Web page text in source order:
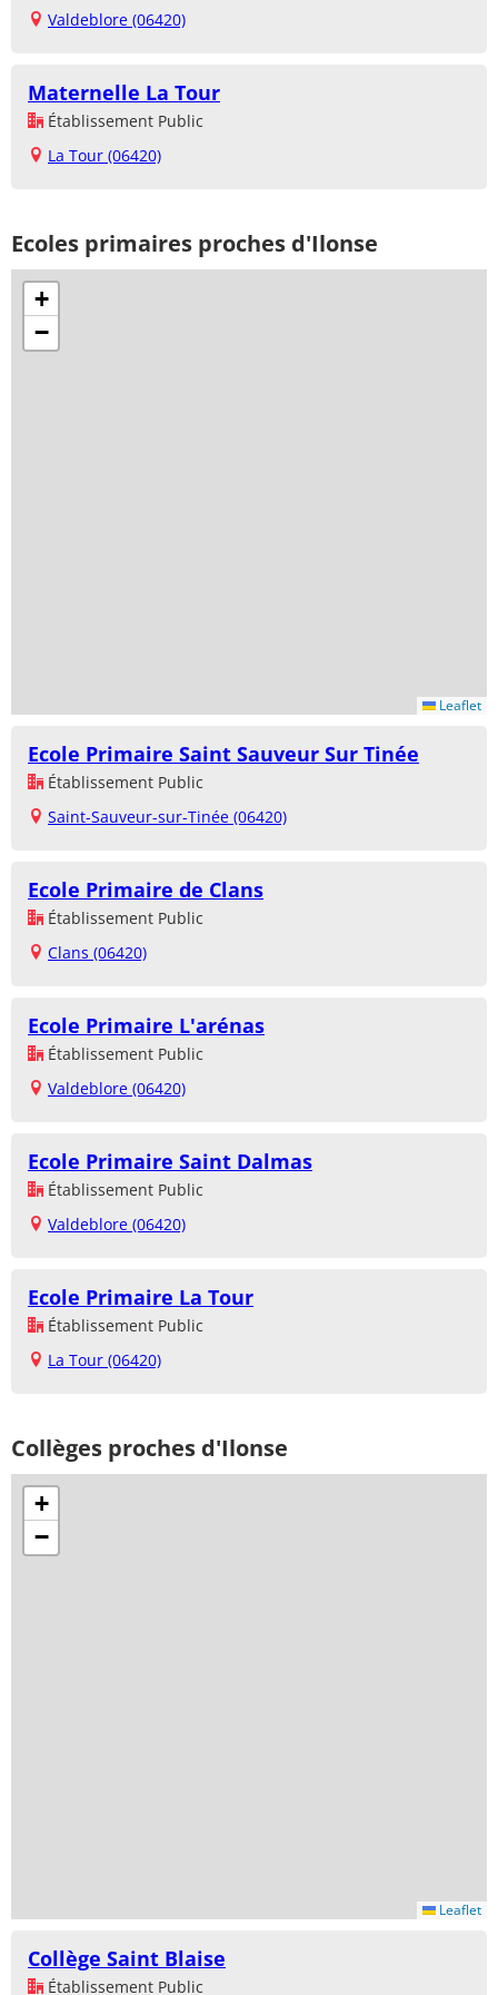
Valdeblore (06420)
Maternelle La Tour
Établissement Public
La Tour (06420)
Ecoles primaires proches d'Ilonse
+
−
Leaflet
Ecole Primaire Saint Sauveur Sur Tinée
Établissement Public
Saint-Sauveur-sur-Tinée (06420)
Ecole Primaire de Clans
Établissement Public
Clans (06420)
Ecole Primaire L'arénas
Établissement Public
Valdeblore (06420)
Ecole Primaire Saint Dalmas
Établissement Public
Valdeblore (06420)
Ecole Primaire La Tour
Établissement Public
La Tour (06420)
Collèges proches d'Ilonse
+
−
Leaflet
Collège Saint Blaise
Établissement Public